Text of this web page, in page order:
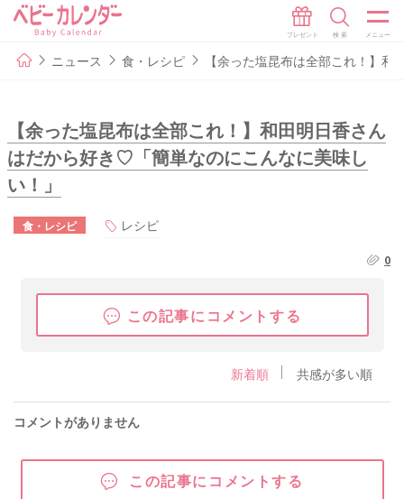
ニュース 食・レシピ 【余った塩昆布は全部これ！】
【余った塩昆布は全部これ！】和田明日香さん
はだから好き♡「簡単なのにこんなに美味し
い！」
食・レシピ レシピ
0
この記事にコメントする
新着順 共感が多い順
コメントがありません
この記事にコメントする